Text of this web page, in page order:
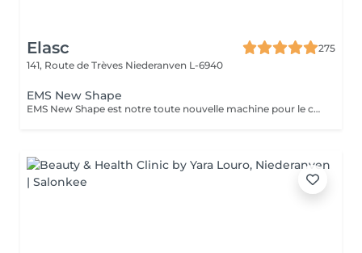
Elasc
275
141, Route de Trèves Niederanven L-6940
EMS New Shape
EMS New Shape est notre toute nouvelle machine pour le corps. Elle permet d'éliminer les graisses (même viscérales) et de stimuler les muscles les plus profonds, inatteignables même en faisant du sport, et ce, sans aucune courbature ! Le principe est le suivant : des ondes électromagnétiques provoquant des micro-stimulations musculaires très intenses. Ce soin est non-invasif et indolore ! Cette technologie s'adresse à n'importe qui souhaitant améliorer sa silhouette : le ou la sportif(ve) qui stagne et souhaite augmenter ses performances physiques ou encore celui ou celle qui veut développer sa masse musculaire et perdre des graisses locales. L'essayer, c'est l'adopter ! N'hésitez pas à nous contacter pour tout autre renseignement.